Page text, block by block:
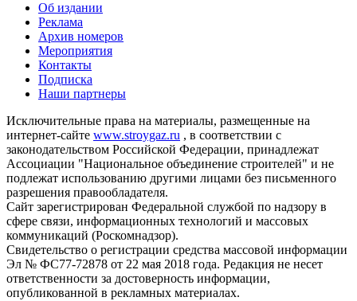
Об издании
Реклама
Архив номеров
Мероприятия
Контакты
Подписка
Наши партнеры
Исключительные права на материалы, размещенные на
интернет-сайте www.stroygaz.ru , в соответствии с
законодательством Российской Федерации, принадлежат
Ассоциации "Национальное объединение строителей" и не
подлежат использованию другими лицами без письменного
разрешения правообладателя.
Сайт зарегистрирован Федеральной службой по надзору в
сфере связи, информационных технологий и массовых
коммуникаций (Роскомнадзор).
Свидетельство о регистрации средства массовой информации
Эл № ФС77-72878 от 22 мая 2018 года. Редакция не несет
ответственности за достоверность информации,
опубликованной в рекламных материалах.